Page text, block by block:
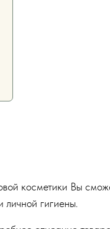
косметики Вы
личной гигиены.